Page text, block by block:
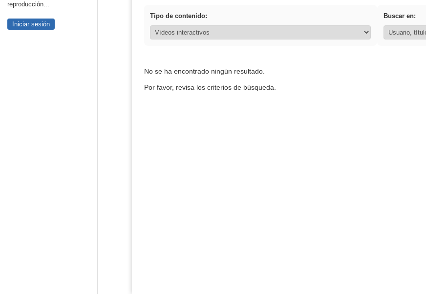
reproducción...
Iniciar sesión
Tipo de contenido: Buscar en:
No se ha encontrado ningún resultado.
Por favor, revisa los criterios de búsqueda.